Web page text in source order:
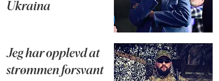
Ukraina
Jeg har opplevd at
strømmen forsvant